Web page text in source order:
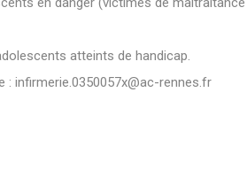
atteints de handicap.
: infirmerie.0350057x@ac-rennes.fr